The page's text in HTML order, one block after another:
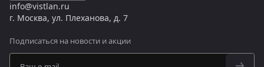
info@vistlan.ru
г. Москва, ул. Плеханова, д. 7
Подписаться на новости и акции